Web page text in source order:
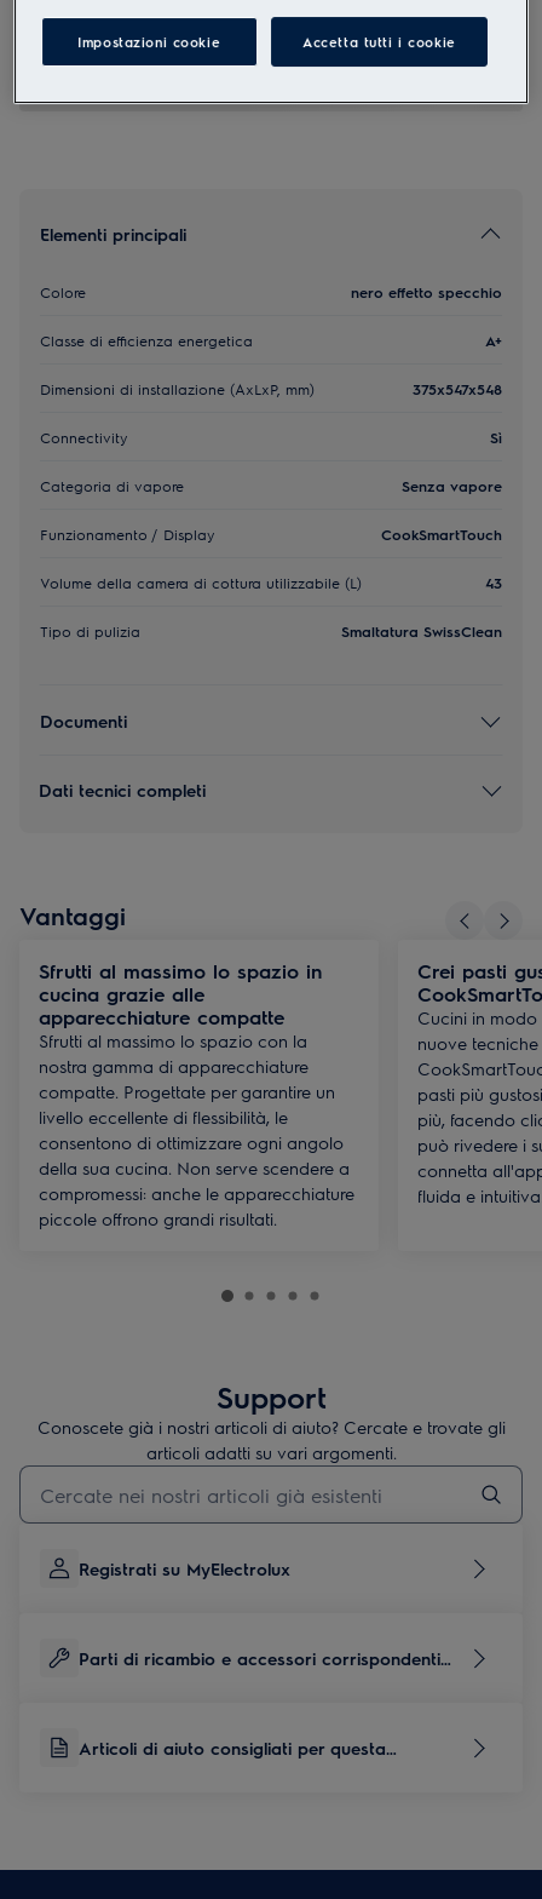
CHF 2’200.00
PVR incl. IVA in CHF (escl. CRA)
Elementi principali
Colore nero effetto specchio
Classe di efficienza energetica A+
Dimensioni di installazione (AxLxP, mm) 375x547x548
Connectivity Sì
Categoria di vapore Senza vapore
Funzionamento / Display CookSmartTouch
Volume della camera di cottura utilizzabile (L) 43
Tipo di pulizia Smaltatura SwissClean
Documenti
Dati tecnici completi
Vantaggi
Sfrutti al massimo lo spazio in
cucina grazie alle
apparecchiature compatte
Sfrutti al massimo lo spazio con la
nostra gamma di apparecchiature
compatte. Progettate per garantire un
livello eccellente di flessibilità, le
consentono di ottimizzare ogni angolo
della sua cucina. Non serve scendere a
compromessi: anche le apparecchiature
piccole offrono grandi risultati.
Crei pasti
Cucini in
nuove
pasti più
più, facendo
può rivedere i
connetta
fluida e
Support
Conoscete già i nostri articoli di aiuto? Cercate e trovate gli
articoli adatti su vari argomenti.
Inserisci il termine di ricerca per gli articoli di assistenza
Registrati su MyElectrolux
Parti di ricambio e accessori corrispondenti
Articoli di aiuto consigliati per questa
Impostazioni cookie Accetta tutti i cookie